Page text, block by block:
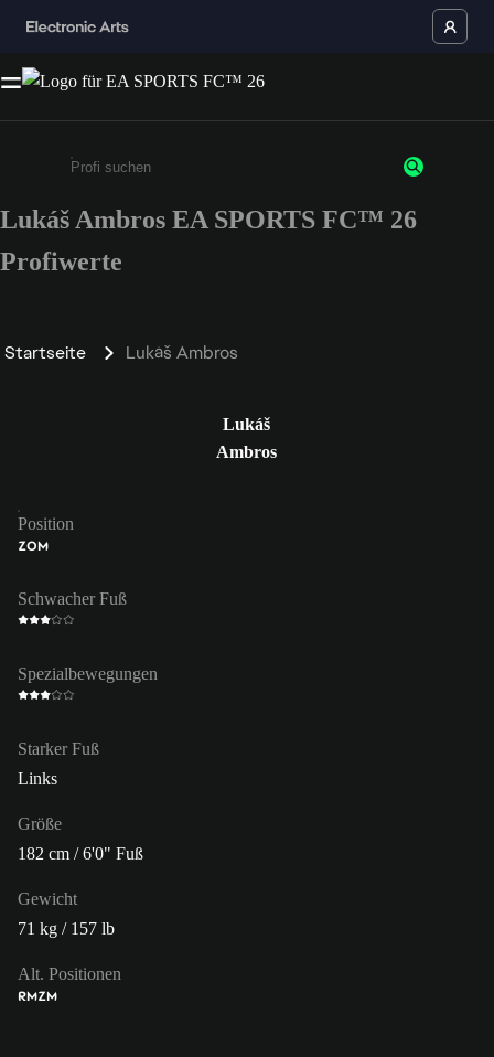
Gib mindestens 3 Zeichen oder Ziffern ein
Lukáš Ambros EA SPORTS FC™ 26
Profiwerte
Startseite Lukáš Ambros
Lukáš
Ambros
Position
ZOM
Schwacher Fuß
Spezialbewegungen
Starker Fuß
Links
Größe
182 cm / 6'0" Fuß
Gewicht
71 kg / 157 lb
Alt. Positionen
RMZM